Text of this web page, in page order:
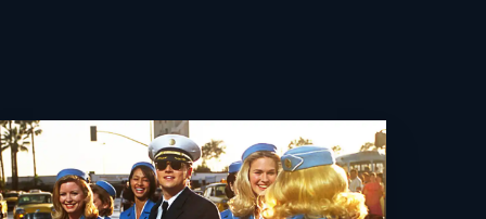
ー・ヘルナンデス
ヴェレット・スコット